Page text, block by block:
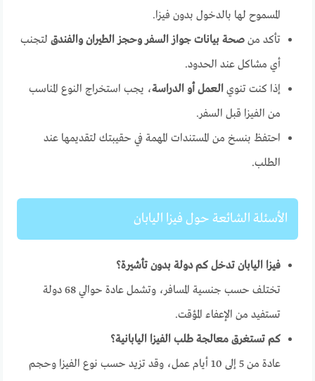
المسموح لها بالدخول بدون فيزا.
تأكد منصحة بيانات جواز السفر وحجز الطيران والفندق لتجنب
أي مشاكل عند الحدود.
إذا كنت تنويالعمل أو الدراسة، يجب استخراج النوع المناسب
من الفيزا قبل السفر.
احتفظ بنسخ من المستندات المهمة في حقيبتك لتقديمها عند
الطلب.
الأسئلة الشائعة حول فيزا اليابان
فيزا اليابان تدخل كم دولة بدون تأشيرة؟
تختلف حسب جنسية المسافر، وتشمل عادة حوالي 68 دولة
تستفيد من الإعفاء المؤقت.
كم تستغرق معالجة طلب الفيزا اليابانية؟
عادة من 5 إلى 10 أيام عمل، وقد تزيد حسب نوع الفيزا وحجم